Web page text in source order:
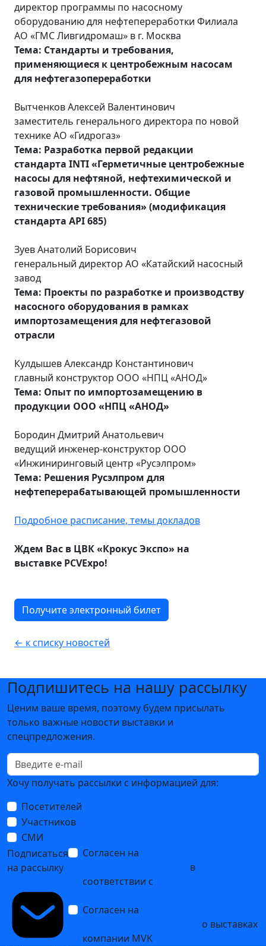
директор программы по насосному
оборудованию для нефтепереработки Филиала
АО «ГМС Ливгидромаш» в г. Москва
Тема: Стандарты и требования,
применяющиеся к центробежным насосам
для нефтегазопереработки
Вытченков Алексей Валентинович
заместитель генерального директора по новой
технике АО «Гидрогаз»
Тема: Разработка первой редакции
стандарта INTI «Герметичные центробежные
насосы для нефтяной, нефтехимической и
газовой промышленности. Общие
технические требования» (модификация
стандарта API 685)
Зуев Анатолий Борисович
генеральный директор АО «Катайский насосный
завод
Тема: Проекты по разработке и производству
насосного оборудования в рамках
импортозамещения для нефтегазовой
отрасли
Кулдышев Александр Константинович
главный конструктор ООО «НПЦ «АНОД»
Тема: Опыт по импортозамещению в
продукции ООО «НПЦ «АНОД»
Бородин Дмитрий Анатольевич
ведущий инженер-конструктор ООО
«Инжиниринговый центр «Русэлпром»
Тема: Решения Русэлпром для
нефтеперерабатывающей промышленности
Подробное расписание, темы докладов
Ждем Вас в ЦВК «Крокус Экспо» на
выставке PCVExpo!
Получите электронный билет
← к списку новостей
Подпишитесь на нашу рассылку
Ценим ваше время, поэтому будем присылать
только важные новости выставки и
спецпредложения.
Хочу получать рассылки с информацией для:
Посетителей
Участников
СМИ
Подписаться
на рассылку
Согласен на
в
соответствии с
Согласен на
о выставках
компании MVK